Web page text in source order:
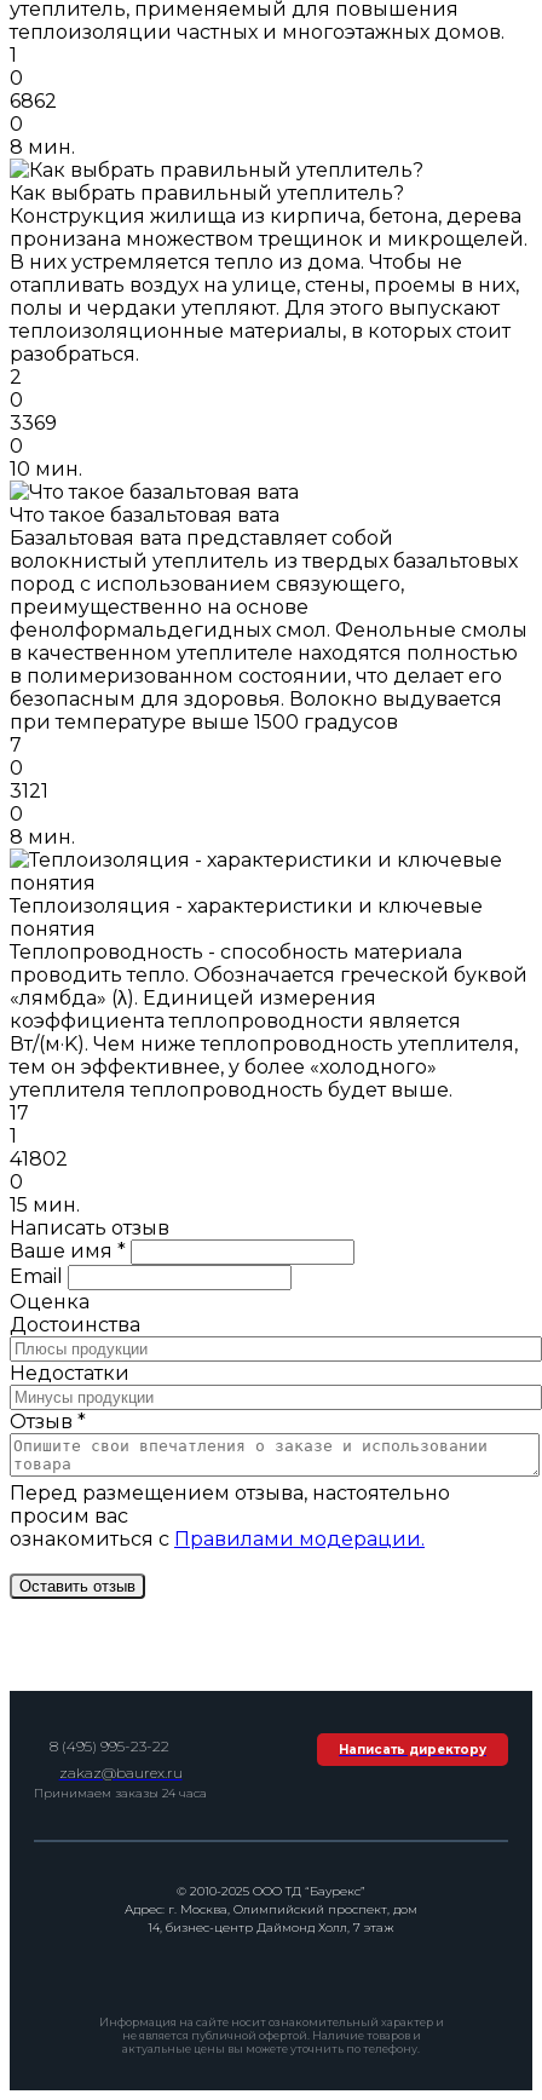
утеплитель, применяемый для повышения
теплоизоляции частных и многоэтажных домов.
1
0
6862
0
8 мин.
Как выбрать правильный утеплитель?
Конструкция жилища из кирпича, бетона, дерева
пронизана множеством трещинок и микрощелей.
В них устремляется тепло из дома. Чтобы не
отапливать воздух на улице, стены, проемы в них,
полы и чердаки утепляют. Для этого выпускают
теплоизоляционные материалы, в которых стоит
разобраться.
2
0
3369
0
10 мин.
Что такое базальтовая вата
Базальтовая вата представляет собой
волокнистый утеплитель из твердых базальтовых
пород с использованием связующего,
преимущественно на основе
фенолформальдегидных смол. Фенольные смолы
в качественном утеплителе находятся полностью
в полимеризованном состоянии, что делает его
безопасным для здоровья. Волокно выдувается
при температуре выше 1500 градусов
7
0
3121
0
8 мин.
Теплоизоляция - характеристики и ключевые
понятия
Теплопроводность - способность материала
проводить тепло. Обозначается греческой буквой
«лямбда» (λ). Единицей измерения
коэффициента теплопроводности является
Вт/(м·K). Чем ниже теплопроводность утеплителя,
тем он эффективнее, у более «холодного»
утеплителя теплопроводность будет выше.
17
1
41802
0
15 мин.
Написать отзыв
Ваше имя *
Email
Оценка
Достоинства
Недостатки
Отзыв *
Перед размещением отзыва, настоятельно
просим вас
ознакомиться с Правилами модерации.
8 (495) 995-23-22
zakaz@baurex.ru
Принимаем заказы 24 часа
Написать директору
© 2010-2025 ООО ТД “Баурекс”
Адрес: г. Москва, Олимпийский проспект, дом
14, бизнес-центр Даймонд Холл, 7 этаж
Информация на сайте носит ознакомительный характер и
не является публичной офертой. Наличие товаров и
актуальные цены вы можете уточнить по телефону.